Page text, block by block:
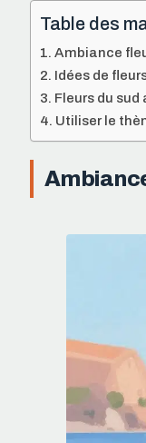
Table des
Ambiance
Idées de
Fleurs du
Utiliser le